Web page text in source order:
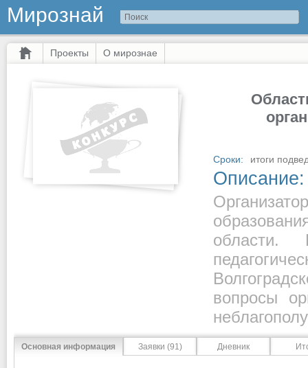
Мирознай
Проекты О мирознае
Сроки: итоги
Описание:
области.
вопросы
Основная информация Заявки (91) Дневник